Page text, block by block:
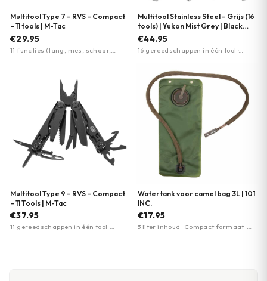
Multitool Type 7 – RVS – Compact
– 11 tools | M-Tac
€29.95
11 functies (tang, mes, schaar,
Multitool Stainless Steel – Grijs (16
tools) | Yukon Mist Grey | Black
Eagle
€44.95
16 gereedschappen in één tool ·
Multitool Type 9 – RVS – Compact
– 11 Tools | M-Tac
€37.95
11 gereedschappen in één tool ·
Watertank voor camel bag 3L | 101
INC.
€17.95
3 liter inhoud · Compact formaat ·